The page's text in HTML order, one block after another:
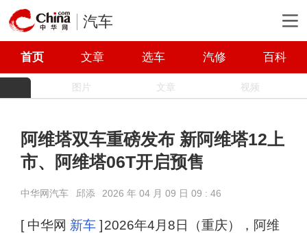
汽车
首页 文章 选车 汽修 百科
图片 文章 视频
阿维塔双车重磅发布 新阿维塔12上
市、阿维塔06T开启预售
中华网汽车 邱添 2026 年 04 月 09 日 09 : 46
[ 中华网 新车] 2026年4月8日（重庆），阿维